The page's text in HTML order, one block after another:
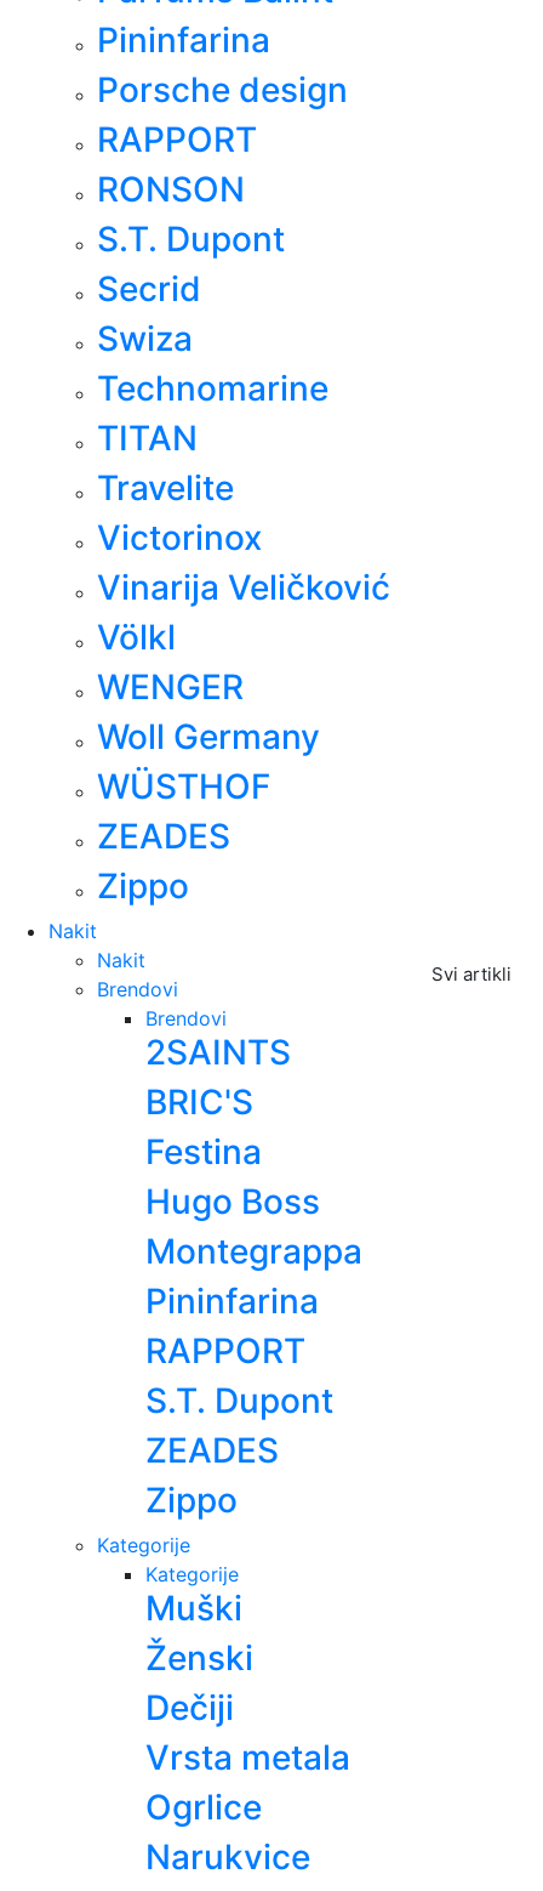
Pininfarina
Porsche design
RAPPORT
RONSON
S.T. Dupont
Secrid
Swiza
Technomarine
TITAN
Travelite
Victorinox
Vinarija Veličković
Völkl
WENGER
Woll Germany
WÜSTHOF
ZEADES
Zippo
Nakit
Svi artikli
Nakit
Brendovi
Brendovi
2SAINTS
BRIC'S
Festina
Hugo Boss
Montegrappa
Pininfarina
RAPPORT
S.T. Dupont
ZEADES
Zippo
Kategorije
Kategorije
Muški
Ženski
Dečiji
Vrsta metala
Ogrlice
Narukvice